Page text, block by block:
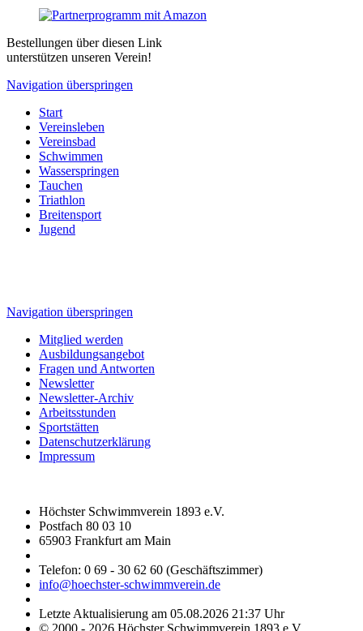
Bestellungen über diesen Link
unterstützen unseren Verein!
Navigation überspringen
Start
Vereinsleben
Vereinsbad
Schwimmen
Wasserspringen
Tauchen
Triathlon
Breitensport
Jugend
Navigation überspringen
Mitglied werden
Ausbildungsangebot
Fragen und Antworten
Newsletter
Newsletter-Archiv
Arbeitsstunden
Sportstätten
Datenschutzerklärung
Impressum
Höchster Schwimmverein 1893 e.V.
Postfach 80 03 10
65903 Frankfurt am Main
Telefon: 0 69 - 30 62 60 (Geschäftszimmer)
info@hoechster-schwimmverein.de
Letzte Aktualisierung am 05.08.2026 21:37 Uhr
© 2000 - 2026 Höchster Schwimmverein 1893 e.V.